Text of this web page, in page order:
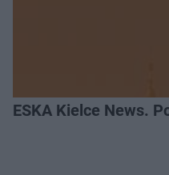
ESKA Kielce News.